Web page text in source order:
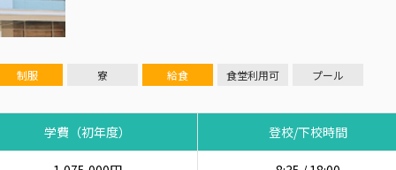
制服 寮 給食 食堂利用可 プール
学費（初年度） 登校/下校時間